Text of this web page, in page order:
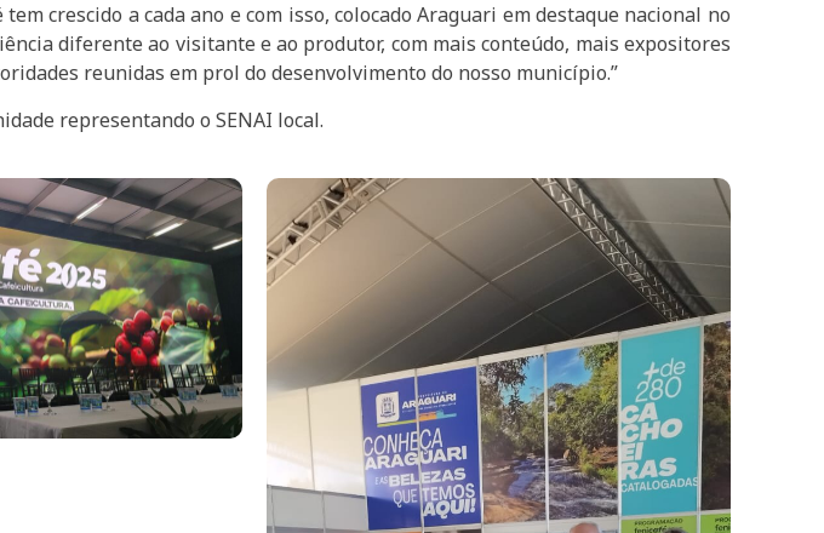
crescido a cada ano e com isso, colocado Araguari em destaque nacional no
diferente ao visitante e ao produtor, com mais conteúdo, mais expositores
reunidas em prol do desenvolvimento do nosso município.”
representando o SENAI local.